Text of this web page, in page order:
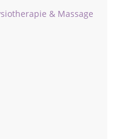
& Massage